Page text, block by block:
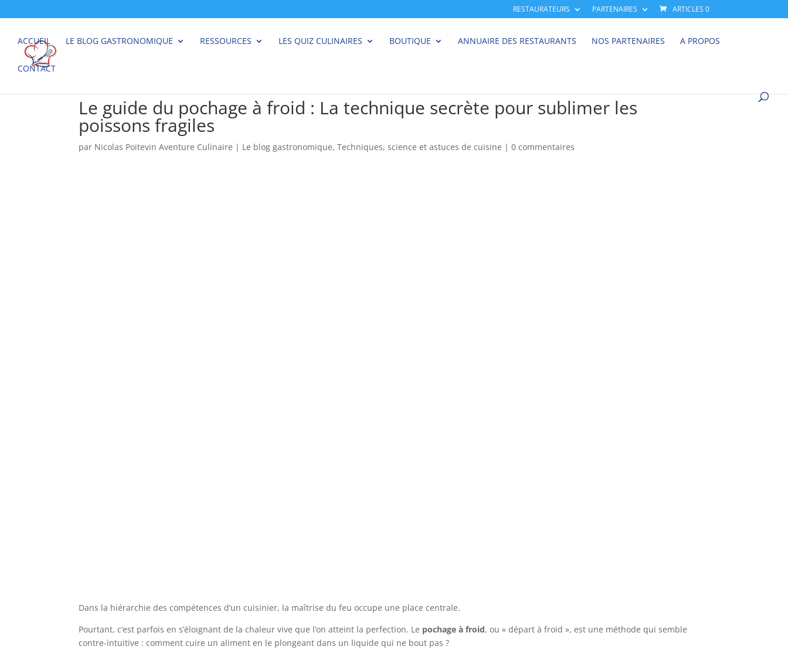
RESTAURATEURS PARTENAIRES ARTICLES 0
ACCUEIL LE BLOG GASTRONOMIQUE RESSOURCES LES QUIZ CULINAIRES BOUTIQUE ANNUAIRE DES RESTAURANTS NOS PARTENAIRES A PROPOS
CONTACT
Le guide du pochage à froid : La technique secrète pour sublimer les
poissons fragiles
par Nicolas Poitevin Aventure Culinaire | Le blog gastronomique,Techniques, science et astuces de cuisine |0 commentaires
Dans la hiérarchie des compétences d’un cuisinier, la maîtrise du feu occupe une place centrale.
Pourtant, c’est parfois en s’éloignant de la chaleur vive que l’on atteint la perfection. Le pochage à froid, ou « départ à froid », est une méthode qui semble
contre-intuitive : comment cuire un aliment en le plongeant dans un liquide qui ne bout pas ?